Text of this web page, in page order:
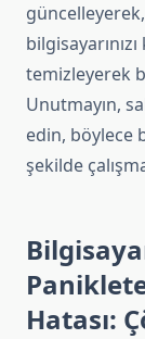
temizleyerek
Unutmayın,
edin, böylece
şekilde
Hatası: